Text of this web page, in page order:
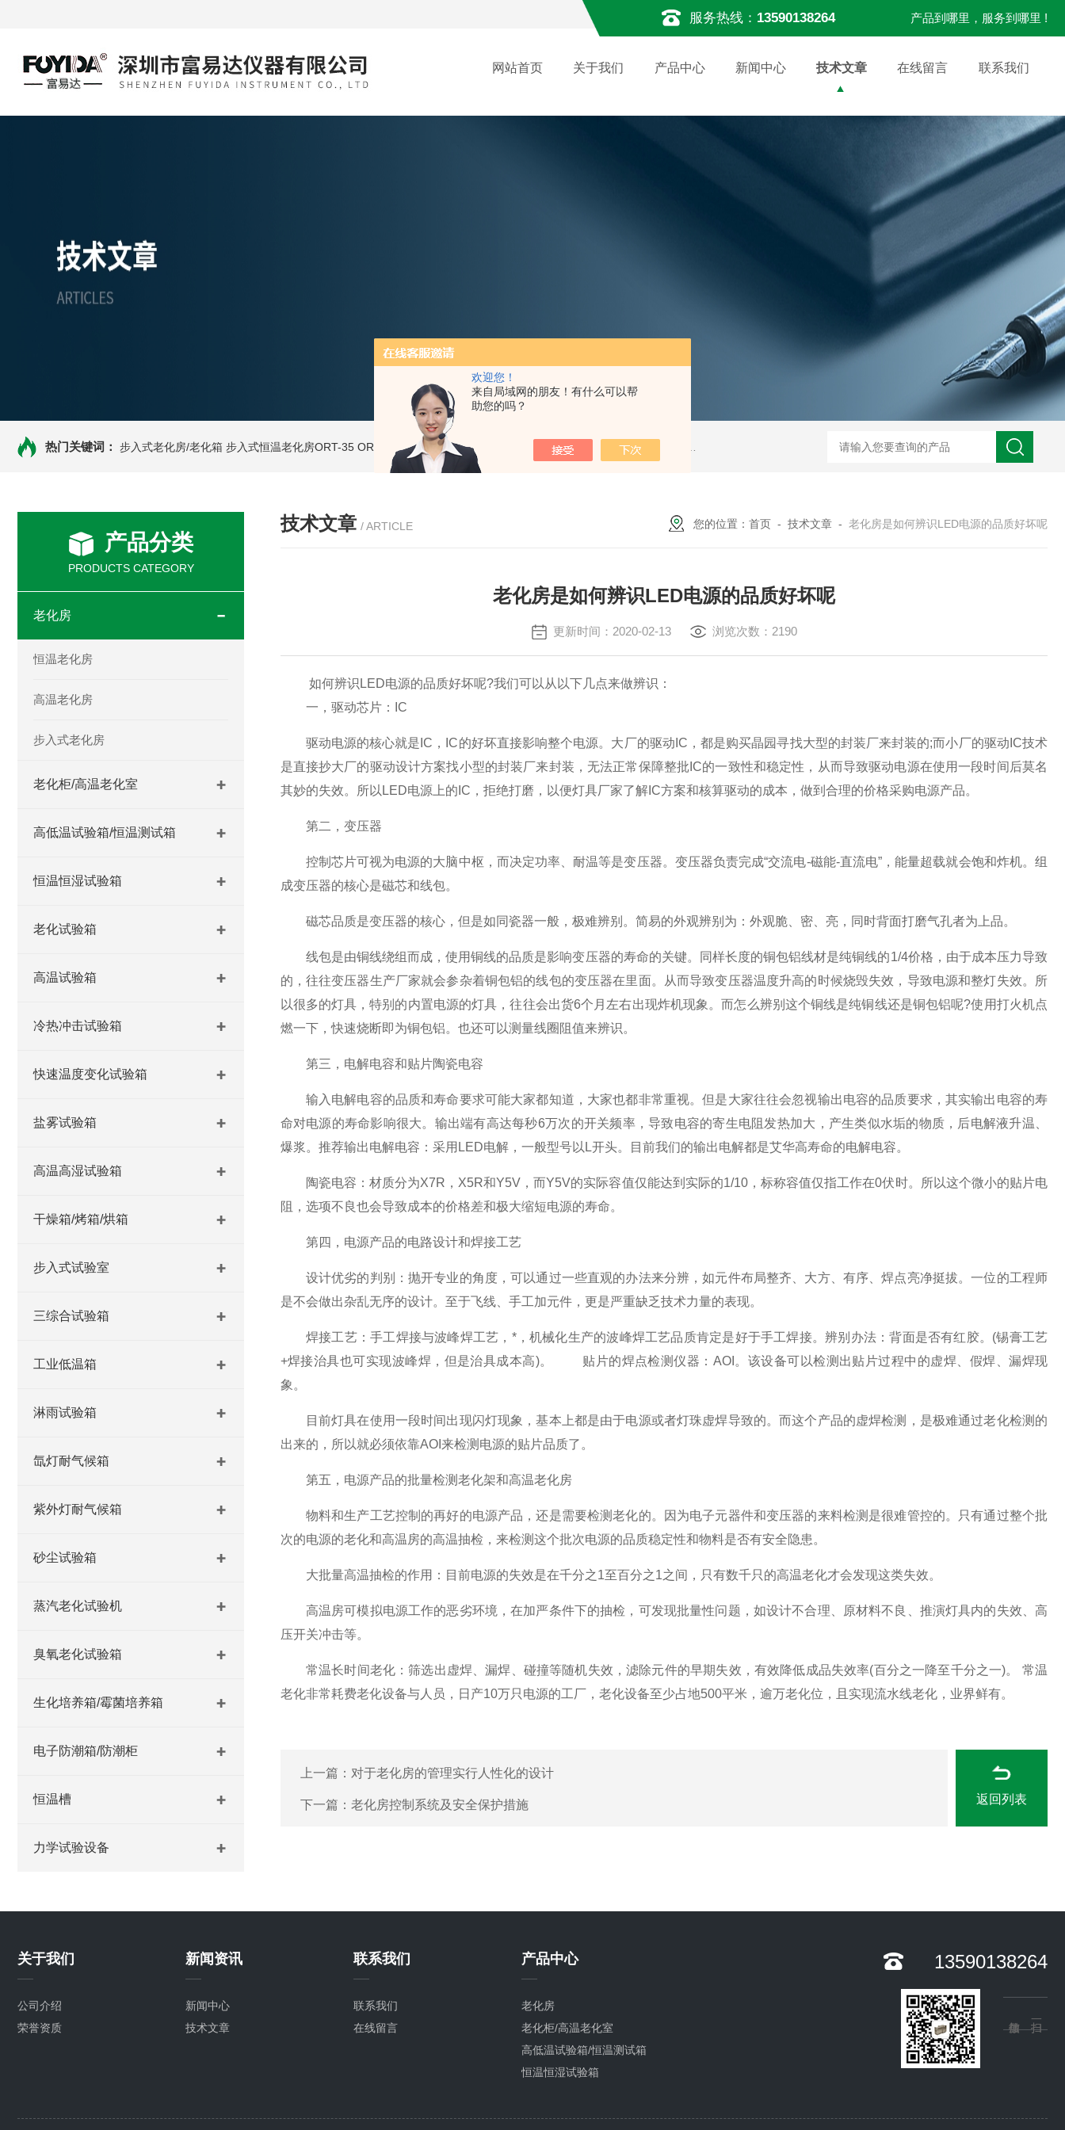
欢迎您！
来自局域网的朋友！有什么可以帮
助您的吗？
服务热线： 13590138264 产品到哪里，服务到哪里 !
网站首页 关于我们 产品中心 新闻中心 技术文章 在线留言 联系我们
热门关键词： 步入式老化房/老化箱 步入式恒温老化房ORT-35 ORT-20高温老化房 ORT-66步入式老化房 ORT-35高温老化房 TOG225无尘无氧化烤箱 TM100-2洁净干燥箱
产品分类
PRODUCTS CATEGORY
老化房
恒温老化房
高温老化房
步入式老化房
老化柜/高温老化室
高低温试验箱/恒温测试箱
恒温恒湿试验箱
老化试验箱
高温试验箱
冷热冲击试验箱
快速温度变化试验箱
盐雾试验箱
高温高湿试验箱
干燥箱/烤箱/烘箱
步入式试验室
三综合试验箱
工业低温箱
淋雨试验箱
氙灯耐气候箱
紫外灯耐气候箱
砂尘试验箱
蒸汽老化试验机
臭氧老化试验箱
生化培养箱/霉菌培养箱
电子防潮箱/防潮柜
恒温槽
力学试验设备
技术文章 / ARTICLE 您的位置： 首页 - 技术文章 - 老化房是如何辨识LED电源的品质好坏呢
老化房是如何辨识LED电源的品质好坏呢
更新时间：2020-02-13 浏览次数：2190
如何辨识LED电源的品质好坏呢?我们可以从以下几点来做辨识：
一，驱动芯片：IC
驱动电源的核心就是IC，IC的好坏直接影响整个电源。大厂的驱动IC，都是购买晶园寻找大型的封装厂来封装的;而小厂的驱动IC技术
是直接抄大厂的驱动设计方案找小型的封装厂来封装，无法正常保障整批IC的一致性和稳定性，从而导致驱动电源在使用一段时间后莫名
其妙的失效。所以LED电源上的IC，拒绝打磨，以便灯具厂家了解IC方案和核算驱动的成本，做到合理的价格采购电源产品。
第二，变压器
控制芯片可视为电源的大脑中枢，而决定功率、耐温等是变压器。变压器负责完成“交流电-磁能-直流电”，能量超载就会饱和炸机。组
成变压器的核心是磁芯和线包。
磁芯品质是变压器的核心，但是如同瓷器一般，极难辨别。简易的外观辨别为：外观脆、密、亮，同时背面打磨气孔者为上品。
线包是由铜线绕组而成，使用铜线的品质是影响变压器的寿命的关键。同样长度的铜包铝线材是纯铜线的1/4价格，由于成本压力导致
的，往往变压器生产厂家就会参杂着铜包铝的线包的变压器在里面。从而导致变压器温度升高的时候烧毁失效，导致电源和整灯失效。所
以很多的灯具，特别的内置电源的灯具，往往会出货6个月左右出现炸机现象。而怎么辨别这个铜线是纯铜线还是铜包铝呢?使用打火机点
燃一下，快速烧断即为铜包铝。也还可以测量线圈阻值来辨识。
第三，电解电容和贴片陶瓷电容
输入电解电容的品质和寿命要求可能大家都知道，大家也都非常重视。但是大家往往会忽视输出电容的品质要求，其实输出电容的寿
命对电源的寿命影响很大。输出端有高达每秒6万次的开关频率，导致电容的寄生电阻发热加大，产生类似水垢的物质，后电解液升温、
爆浆。推荐输出电解电容：采用LED电解，一般型号以L开头。目前我们的输出电解都是艾华高寿命的电解电容。
陶瓷电容：材质分为X7R，X5R和Y5V，而Y5V的实际容值仅能达到实际的1/10，标称容值仅指工作在0伏时。所以这个微小的贴片电
阻，选项不良也会导致成本的价格差和极大缩短电源的寿命。
第四，电源产品的电路设计和焊接工艺
设计优劣的判别：抛开专业的角度，可以通过一些直观的办法来分辨，如元件布局整齐、大方、有序、焊点亮净挺拔。一位的工程师
是不会做出杂乱无序的设计。至于飞线、手工加元件，更是严重缺乏技术力量的表现。
焊接工艺：手工焊接与波峰焊工艺，*，机械化生产的波峰焊工艺品质肯定是好于手工焊接。辨别办法：背面是否有红胶。(锡膏工艺
+焊接治具也可实现波峰焊，但是治具成本高)。 贴片的焊点检测仪器：AOI。该设备可以检测出贴片过程中的虚焊、假焊、漏焊现
象。
目前灯具在使用一段时间出现闪灯现象，基本上都是由于电源或者灯珠虚焊导致的。而这个产品的虚焊检测，是极难通过老化检测的
出来的，所以就必须依靠AOI来检测电源的贴片品质了。
第五，电源产品的批量检测老化架和高温老化房
物料和生产工艺控制的再好的电源产品，还是需要检测老化的。因为电子元器件和变压器的来料检测是很难管控的。只有通过整个批
次的电源的老化和高温房的高温抽检，来检测这个批次电源的品质稳定性和物料是否有安全隐患。
大批量高温抽检的作用：目前电源的失效是在千分之1至百分之1之间，只有数千只的高温老化才会发现这类失效。
高温房可模拟电源工作的恶劣环境，在加严条件下的抽检，可发现批量性问题，如设计不合理、原材料不良、推演灯具内的失效、高
压开关冲击等。
常温长时间老化：筛选出虚焊、漏焊、碰撞等随机失效，滤除元件的早期失效，有效降低成品失效率(百分之一降至千分之一)。 常温
老化非常耗费老化设备与人员，日产10万只电源的工厂，老化设备至少占地500平米，逾万老化位，且实现流水线老化，业界鲜有。
上一篇： 对于老化房的管理实行人性化的设计
下一篇： 老化房控制系统及安全保护措施 返回列表
关于我们
公司介绍
荣誉资质
新闻资讯
新闻中心
技术文章
联系我们
联系我们
在线留言
产品中心
老化房
老化柜/高温老化室
高低温试验箱/恒温测试箱
恒温恒湿试验箱
高温试验箱
13590138264